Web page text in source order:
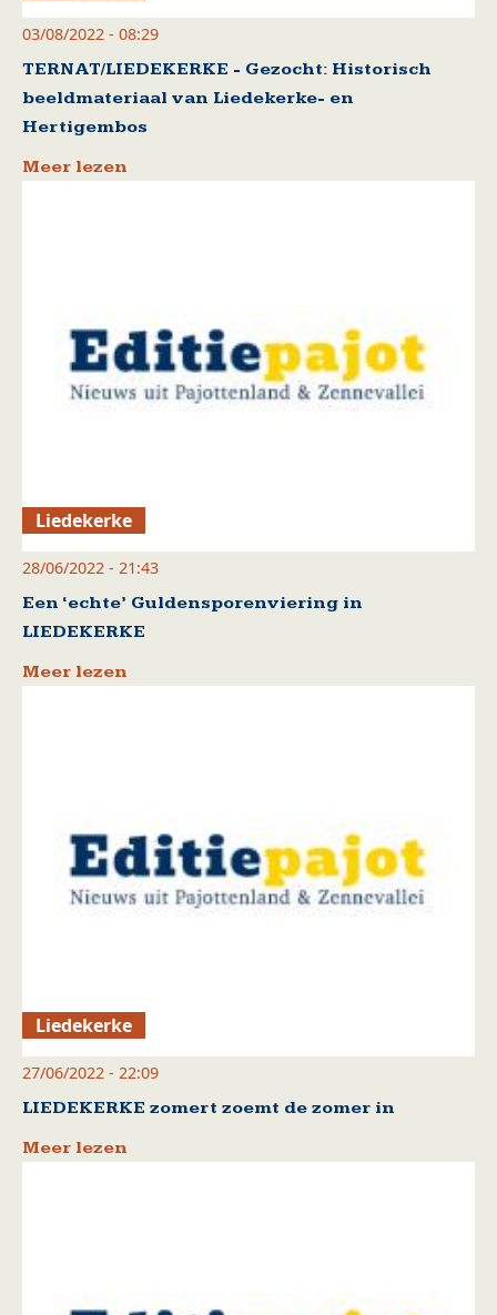
03/08/2022 - 08:29
TERNAT/LIEDEKERKE - Gezocht: Historisch
beeldmateriaal van Liedekerke- en
Hertigembos
Meer lezen
Liedekerke
28/06/2022 - 21:43
Een ‘echte’ Guldensporenviering in
LIEDEKERKE
Meer lezen
Liedekerke
27/06/2022 - 22:09
LIEDEKERKE zomert zoemt de zomer in
Meer lezen